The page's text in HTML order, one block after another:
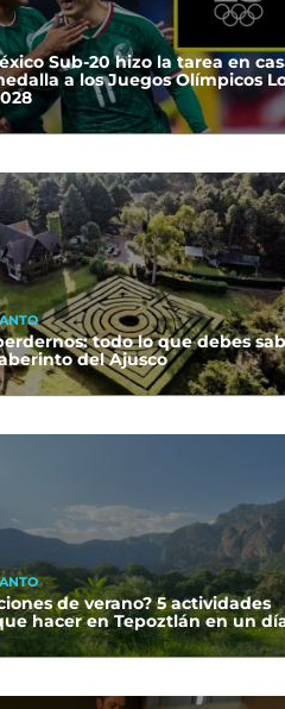
Sub-20 hizo la tarea en
a los Juegos Olímpicos
todo lo que debes
del Ajusco
de verano? 5 actividades
hacer en Tepoztlán en un